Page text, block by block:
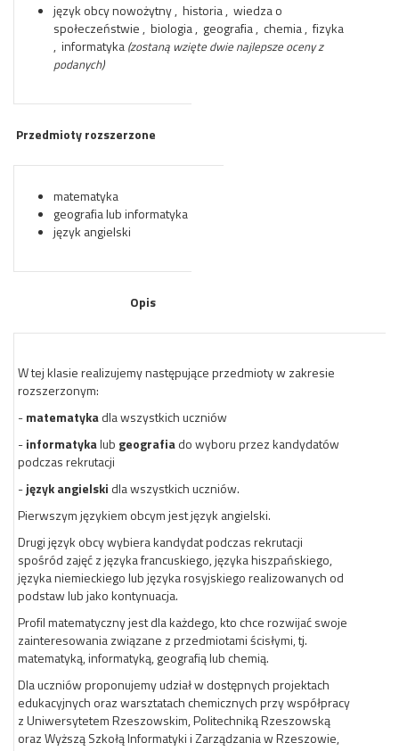
język obcy nowożytny , historia , wiedza o
społeczeństwie , biologia , geografia , chemia , fizyka
, informatyka (zostaną wzięte dwie najlepsze oceny z
podanych)
Przedmioty rozszerzone
matematyka
geografia lub informatyka
język angielski
Opis
W tej klasie realizujemy następujące przedmioty w zakresie
rozszerzonym:
-matematykadla wszystkich uczniów
-informatykalub geografiado wyboru przez kandydatów
podczas rekrutacji
-język angielski dla wszystkich uczniów.
Pierwszym językiem obcym jest język angielski.
Drugi język obcy wybiera kandydat podczas rekrutacji
spośród zajęć z języka francuskiego, języka hiszpańskiego,
języka niemieckiego lub języka rosyjskiego realizowanych od
podstaw lub jako kontynuacja.
Profil matematyczny jest dla każdego, kto chce rozwijać swoje
zainteresowania związane z przedmiotami ścisłymi, tj.
matematyką, informatyką, geografią lub chemią.
Dla uczniów proponujemy udział w dostępnych projektach
edukacyjnych oraz warsztatach chemicznych przy współpracy
z Uniwersytetem Rzeszowskim, Politechniką Rzeszowską
oraz Wyższą Szkołą Informatyki i Zarządzania w Rzeszowie,